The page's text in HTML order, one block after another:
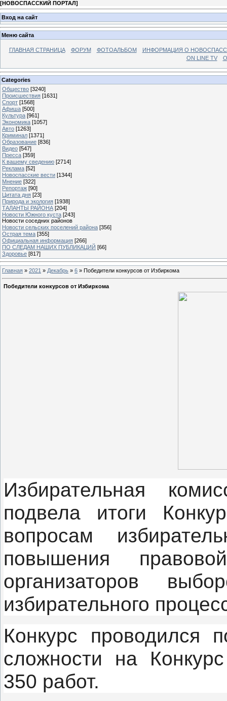
[НОВОСПАССКИЙ ПОРТАЛ]
Вход на сайт
Меню сайта
ГЛАВНАЯ СТРАНИЦА ФОРУМ ФОТОАЛЬБОМ
ИНФОРМАЦИЯ О
ON LINE TV
Categories
Общество [3240]
Происшествия [1631]
Спорт [1568]
Афиша [500]
Культура [961]
Экономика [1057]
Авто [1263]
Криминал [1371]
Образование [836]
Видео [547]
Пресса [359]
К вашему сведению [2714]
Реклама [52]
Новоспасские вести [1344]
Мнение [322]
Репортаж [90]
Цитата дня [23]
Природа и экология [1938]
ТАЛАНТЫ РАЙОНА [204]
Новости Южного куста [243]
Новости соседних районов
Новости сельских поселений района [356]
Острая тема [355]
Официальная информация [266]
ПО СЛЕДАМ НАШИХ ПУБЛИКАЦИЙ [66]
Здоровье [817]
Главная » 2021 » Декабрь » 6 » Победители конкурсов от Избиркома
Победители конкурсов от Избиркома
Избирательная
подвела итоги
вопросам
повышения
организаторов
избирательного
Конкурс
сложности на
350 работ.